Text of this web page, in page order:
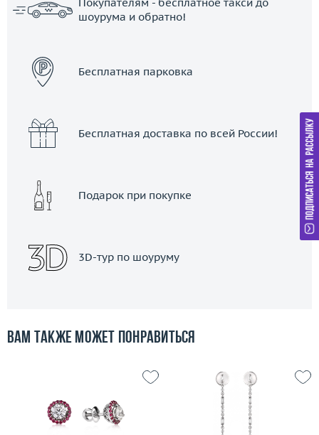
шоурума и обратно!
Бесплатная парковка
Бесплатная доставка по всей России!
Подарок при покупке
3D-тур по шоуруму
Вам также может понравиться